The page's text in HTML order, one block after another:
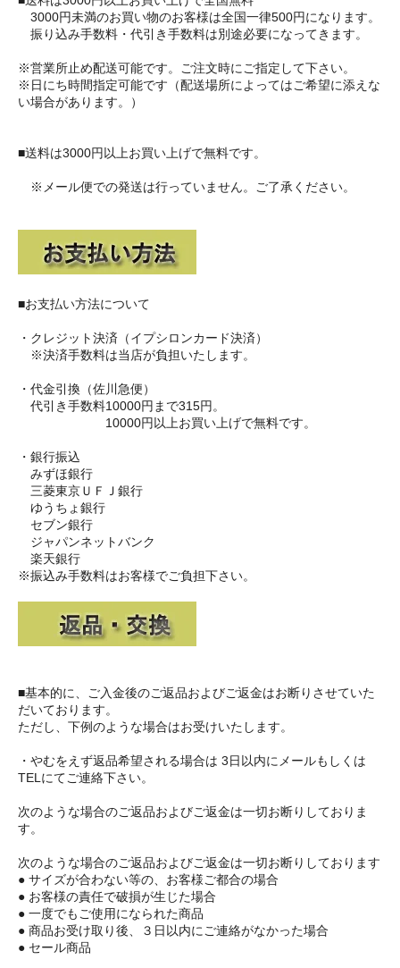
3000円未満のお買い物のお客様は全国一律500円になります。
振り込み手数料・代引き手数料は別途必要になってきます。
※営業所止め配送可能です。ご注文時にご指定して下さい。
※日にち時間指定可能です（配送場所によってはご希望に添えな
い場合があります。）
■送料は3000円以上お買い上げで無料です。
※メール便での発送は行っていません。ご了承ください。
■お支払い方法について
・クレジット決済（イプシロンカード決済）
※決済手数料は当店が負担いたします。
・代金引換（佐川急便）
代引き手数料10000円まで315円。
10000円以上お買い上げで無料です。
・銀行振込
みずほ銀行
三菱東京ＵＦＪ銀行
ゆうちょ銀行
セブン銀行
ジャパンネットバンク
楽天銀行
※振込み手数料はお客様でご負担下さい。
■基本的に、ご入金後のご返品およびご返金はお断りさせていた
だいております。
ただし、下例のような場合はお受けいたします。
・やむをえず返品希望される場合は 3日以内にメールもしくは
TELにてご連絡下さい。
次のような場合のご返品およびご返金は一切お断りしておりま
す。
次のような場合のご返品およびご返金は一切お断りしております
● サイズが合わない等の、お客様ご都合の場合
● お客様の責任で破損が生じた場合
● 一度でもご使用になられた商品
● 商品お受け取り後、３日以内にご連絡がなかった場合
● セール商品